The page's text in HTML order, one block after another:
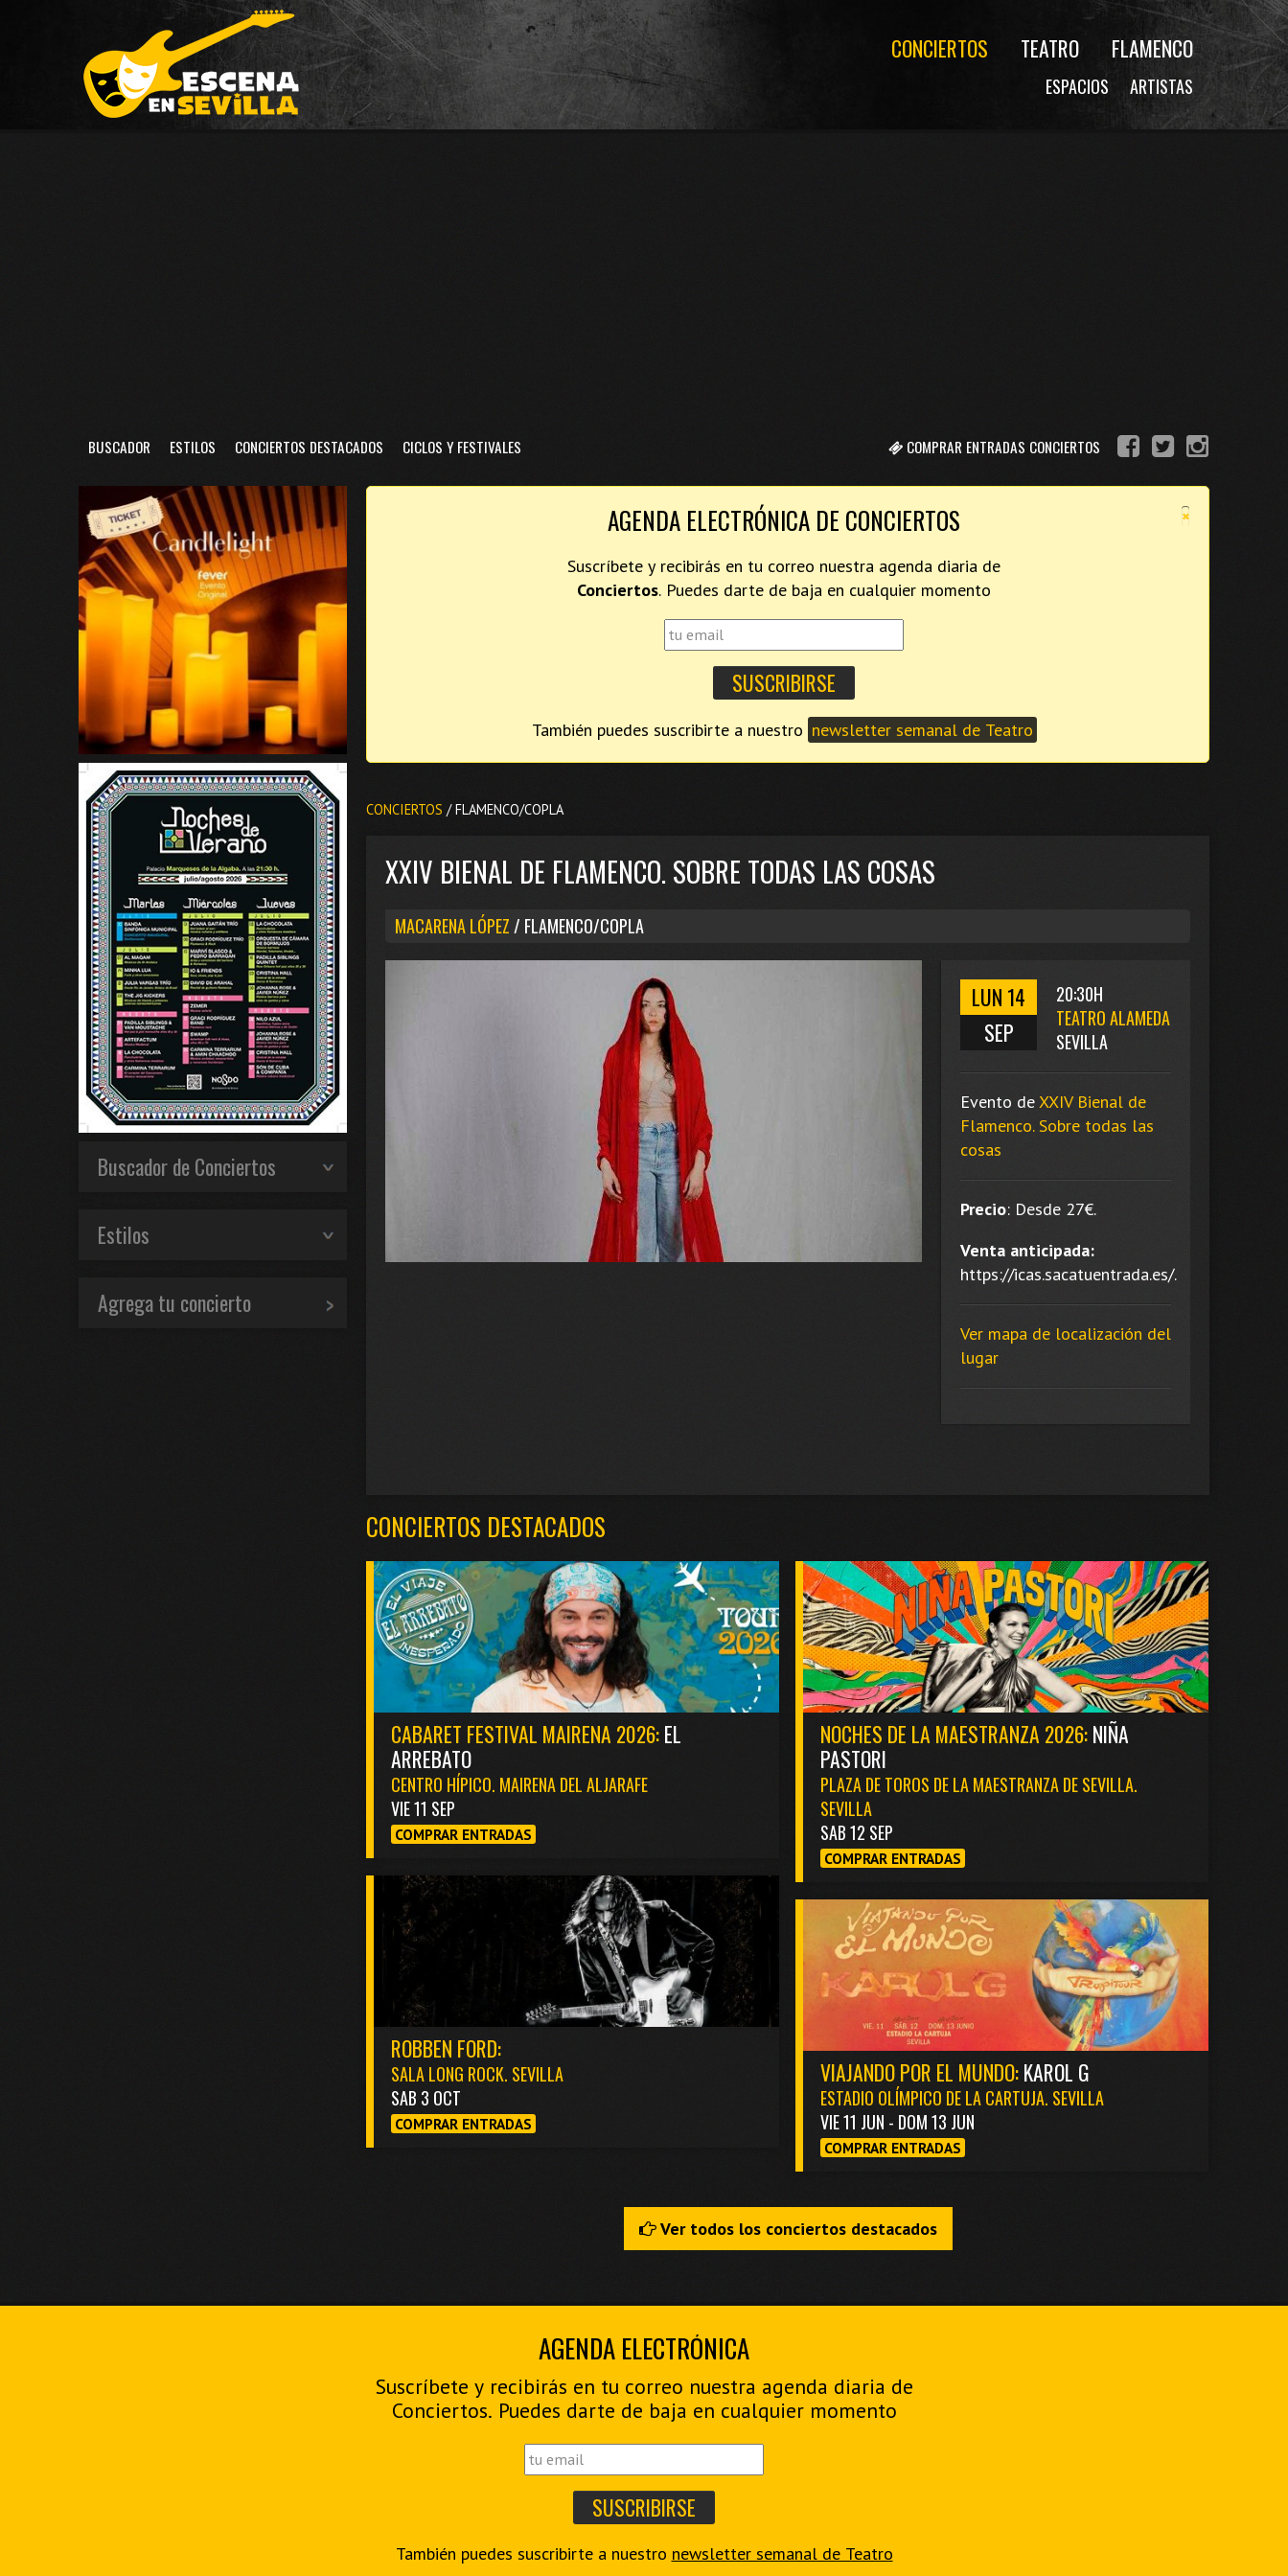
CONCIERTOS TEATRO FLAMENCO
ESPACIOS ARTISTAS
COMPRAR ENTRADAS CONCIERTOS
BUSCADOR ESTILOS CONCIERTOS DESTACADOS CICLOS Y FESTIVALES
×
AGENDA ELECTRÓNICA DE CONCIERTOS
Suscríbete y recibirás en tu correo nuestra agenda diaria de
Conciertos. Puedes darte de baja en cualquier momento
También puedes suscribirte a nuestro newsletter semanal de Teatro
CONCIERTOS / FLAMENCO/COPLA
XXIV BIENAL DE FLAMENCO. SOBRE TODAS LAS COSAS
MACARENA LÓPEZ / FLAMENCO/COPLA
LUN 14
SEP
20:30H
TEATRO ALAMEDA
SEVILLA
Evento deXXIV Bienal de
Flamenco. Sobre todas las
cosas
Precio: Desde 27€.
Venta anticipada:
https://icas.sacatuentrada.es/.
Ver mapa de localización del
lugar
CONCIERTOS DESTACADOS
CABARET FESTIVAL MAIRENA 2026:EL
ARREBATO
CENTRO HÍPICO. MAIRENA DEL ALJARAFE
VIE 11 SEP
COMPRAR ENTRADAS
NOCHES DE LA MAESTRANZA 2026:NIÑA
PASTORI
PLAZA DE TOROS DE LA MAESTRANZA DE SEVILLA.
SEVILLA
SAB 12 SEP
COMPRAR ENTRADAS
ROBBEN FORD:
SALA LONG ROCK. SEVILLA
SAB 3 OCT
COMPRAR ENTRADAS
VIAJANDO POR EL MUNDO:KAROL G
ESTADIO OLÍMPICO DE LA CARTUJA. SEVILLA
VIE 11 JUN - DOM 13 JUN
COMPRAR ENTRADAS
Ver todos los conciertos destacados
Buscador de Conciertos
Estilos
Agrega tu concierto
AGENDA ELECTRÓNICA
Suscríbete y recibirás en tu correo nuestra agenda diaria de
Conciertos. Puedes darte de baja en cualquier momento
También puedes suscribirte a nuestro newsletter semanal de Teatro